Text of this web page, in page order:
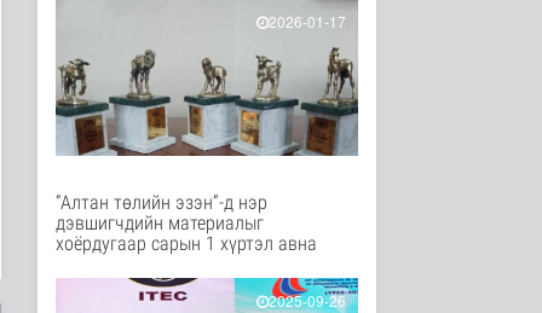
эмнэлгийн салбарын
Нийгэм
3 цаг 46 минутын өмнө
Геологи, хайгуулын
салбарт “Oxus Metals
Улс төр 3 цагийн өмнө
COP17 хурлын үеэр
"Нарантуул",
"Дүнжингарав" худ..
2026-01-17
“Алтан төлийн эзэн”-д нэр
дэвшигчдийн материалыг
хоёрдугаар сарын 1 хүртэл авна
2025-09-26